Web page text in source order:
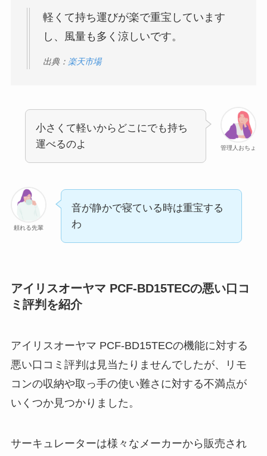
軽くて持ち運びが楽で重宝しています
し、風量も多く涼しいです。
出典： 楽天市場
管理人おちょ
小さくて軽いからどこにでも持ち
運べるのよ
頼れる先輩
音が静かで寝ている時は重宝する
わ
アイリスオーヤマ PCF-BD15TECの悪い口コ
ミ評判を紹介
アイリスオーヤマ PCF-BD15TECの機能に対する
悪い口コミ評判は見当たりませんでしたが、リモ
コンの収納や取っ手の使い難さに対する不満点が
いくつか見つかりました。
サーキュレーターは様々なメーカーから販売され